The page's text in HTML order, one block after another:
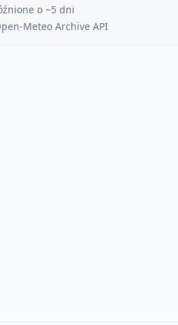
o ~5 dni
Meteo Archive API